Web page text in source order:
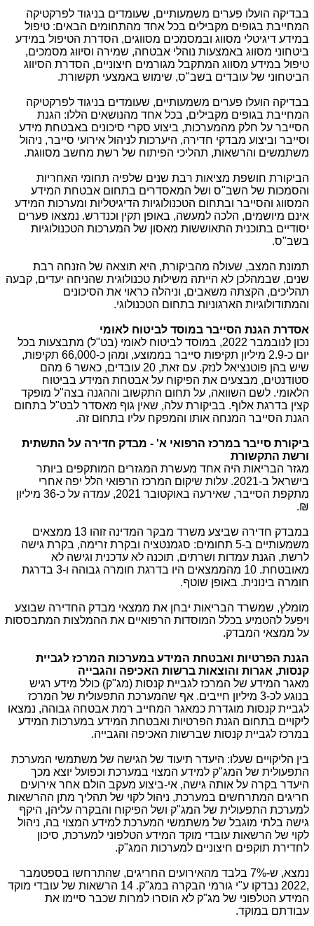
בבדיקה הועלו פערים משמעותיים, שעומדים בניגוד לפרקטיקה
המחייבת בגופים מקבילים בכל אחד מהתחומים הבאים: טיפול
במידע דיגיטלי מסווג ובמסמכים מסווגים, הסדרת הטיפול במידע
ביטחוני מסווג באמצעות נוהלי אבטחה, שמירה וסיווג מסמכים,
טיפול במידע מסווג המתקבל מגורמים חיצוניים, הסדרת הסיווג
הביטחוני של עובדים בשב"ס, שימוש באמצעי תקשורת.
בבדיקה הועלו פערים משמעותיים, שעומדים בניגוד לפרקטיקה
המחייבת בגופים מקבילים, בכל אחד מהנושאים הללו: הגנת
הסייבר על חלק מהמערכות, ביצוע סקרי סיכונים באבטחת מידע
וסייבר וביצוע מבדקי חדירה, היערכות לניהול אירועי סייבר, ניהול
משתמשים והרשאות, תהליכי הפיתוח של רשת מחשב מסווגת.
הביקורת חושפת מציאות רבת שנים שלפיה תחומי האחריות
והסמכות של השב"ס ושל המאסדרים בתחום אבטחת המידע
המסווג והסייבר ובתחום הטכנולוגיות הדיגיטליות ומערכות המידע
אינם מיושמים, הלכה למעשה, באופן תקין וכנדרש. נמצאו פערים
יסודיים בתוכנית התאוששות מאסון של המערכות הטכנולוגיות
בשב"ס.
תמונת המצב, שעולה מהביקורת, היא תוצאה של הזנחה רבת
שנים, שבמהלכן לא הייתה משילות טכנולוגית שהניחה יעדים, קבעה
תהליכים, הקצתה משאבים, וניהלה כראוי את הסיכונים
והמתודולוגיות הארגוניות בתחום הטכנולוגי.
אסדרת הגנת הסייבר במוסד לביטוח לאומי
נכון לנובמבר 2022, במוסד לביטוח לאומי (בט"ל) מתבצעות בכל
יום כ-2.9 מיליון תקיפות סייבר בממוצע, ומהן כ-66,000 תקיפות,
שיש בהן פוטנציאל לנזק. עם זאת, 20 עובדים, כאשר 6 מהם
סטודנטים, מבצעים את הפיקוח על אבטחת המידע בביטוח
הלאומי. לשם השוואה, על תחום התקשוב וההגנה בצה"ל מופקד
קצין בדרגת אלוף. בביקורת עלה, שאין גוף מאסדר לבט"ל בתחום
הגנת הסייבר המנחה אותו והמפקח עליו בתחום זה.
ביקורת סייבר במרכז הרפואי א' - מבדק חדירה על התשתית
ורשת התקשורת
מגזר הבריאות היה אחד מעשרת המגזרים המותקפים ביותר
בישראל ב-2021. עלות שיקום המרכז הרפואי הלל יפה אחרי
מתקפת הסייבר, שאירעה באוקטובר 2021, עמדה על כ-36 מיליון
₪.
במבדק חדירה שביצע משרד מבקר המדינה זוהו 13 ממצאים
משמעותיים ב-5 תחומים: סגמנטציה ובקרת זרימה, בקרת גישה
לרשת, הגנת עמדות ושרתים, תוכנה לא עדכנית וגישה לא
מאובטחת. 10 מהממצאים היו בדרגת חומרה גבוהה ו-3 בדרגת
חומרה בינונית. באופן שוטף.
מומלץ, שמשרד הבריאות יבחן את ממצאי מבדק החדירה שבוצע
ויפעל להטמיע בכלל המוסדות הרפואיים את ההמלצות המתבססות
על ממצאי המבדק.
הגנת הפרטיות ואבטחת המידע במערכות המרכז לגביית
קנסות, אגרות והוצאות ברשות האכיפה והגבייה
מאגר המידע של המרכז לגביית קנסות (מג"ק) כולל מידע רגיש
בנוגע לכ-3 מיליון חייבים. אף שהמערכת התפעולית של המרכז
לגביית קנסות מוגדרת כמאגר המחייב רמת אבטחה גבוהה, נמצאו
ליקויים בתחום הגנת הפרטיות ואבטחת המידע במערכות המידע
במרכז לגביית קנסות שברשות האכיפה והגבייה.
בין הליקויים שעלו: היעדר תיעוד של הגישה של משתמשי המערכת
התפעולית של המג"ק למידע המצוי במערכת וכפועל יוצא מכך
היעדר בקרה על אותה גישה, אי-ביצוע מעקב הולם אחר אירועים
חריגים המתרחשים במערכת, ניהול לקוי של תהליך מתן ההרשאות
למערכת התפעולית של המג"ק ושל הפיקוח והבקרה עליהן, היקף
גישה בלתי מוגבל של משתמשי המערכת למידע המצוי בה, ניהול
לקוי של הרשאות עובדי מוקד המידע הטלפוני למערכת, סיכון
לחדירת תוקפים חיצוניים למערכות המג"ק.
נמצא, ש-7% בלבד מהאירועים החריגים, שהתרחשו בספטמבר
,2022 נבדקו ע"י גורמי הבקרה במג"ק. 14 הרשאות של עובדי מוקד
המידע הטלפוני של מג"ק לא הוסרו למרות שכבר סיימו את
עבודתם במוקד.